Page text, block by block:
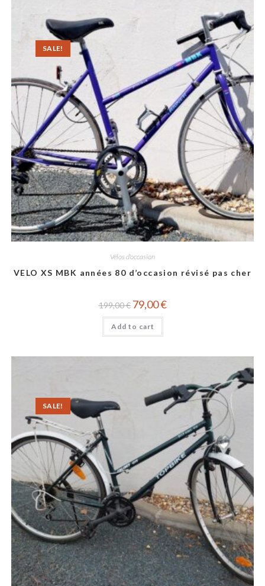
SALE!
Vélos d'occasion
VELO XS MBK années 80 d’occasion révisé pas cher
199,00€ 79,00€
Add to cart
SALE!